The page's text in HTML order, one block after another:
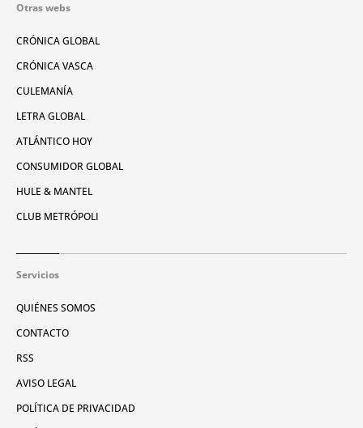
Otras webs
CRÓNICA GLOBAL
CRÓNICA VASCA
CULEMANÍA
LETRA GLOBAL
ATLÁNTICO HOY
CONSUMIDOR GLOBAL
HULE & MANTEL
CLUB METRÓPOLI
Servicios
QUIÉNES SOMOS
CONTACTO
RSS
AVISO LEGAL
POLÍTICA DE PRIVACIDAD